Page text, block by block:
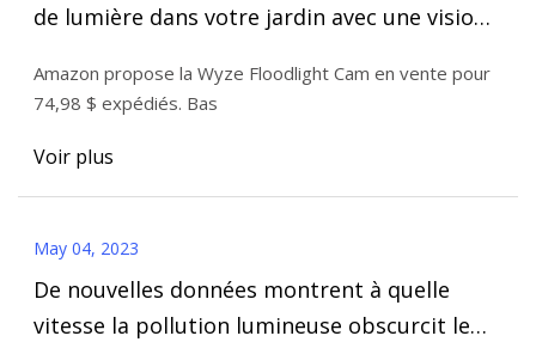
de lumière dans votre jardin avec une vision
Amazon propose la Wyze Floodlight Cam en vente pour
74,98 $ expédiés. Bas
Voir plus
May 04, 2023
De nouvelles données montrent à quelle
vitesse la pollution lumineuse obscurcit le